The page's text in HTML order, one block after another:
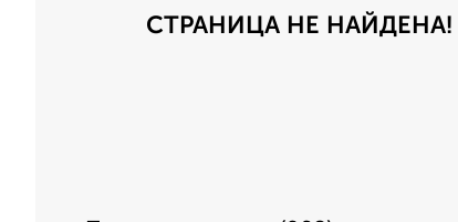
СТРАНИЦА НЕ НАЙДЕНА!